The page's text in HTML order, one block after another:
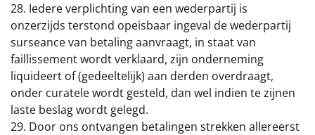
28. Iedere verplichting van een wederpartij is
onzerzijds terstond opeisbaar ingeval de wederpartij
surseance van betaling aanvraagt, in staat van
faillissement wordt verklaard, zijn onderneming
liquideert of (gedeeltelijk) aan derden overdraagt,
onder curatele wordt gesteld, dan wel indien te zijnen
laste beslag wordt gelegd.
29. Door ons ontvangen betalingen strekken allereerst